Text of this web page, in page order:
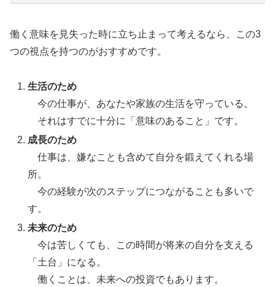
働く意味を見失った時に立ち止まって考えるなら、この3
つの視点を持つのがおすすめです。
生活のため
今の仕事が、あなたや家族の生活を守っている。
それはすでに十分に「意味のあること」です。
成長のため
仕事は、嫌なことも含めて自分を鍛えてくれる場
所。
今の経験が次のステップにつながることも多いで
す。
未来のため
今は苦しくても、この時間が将来の自分を支える
「土台」になる。
働くことは、未来への投資でもあります。